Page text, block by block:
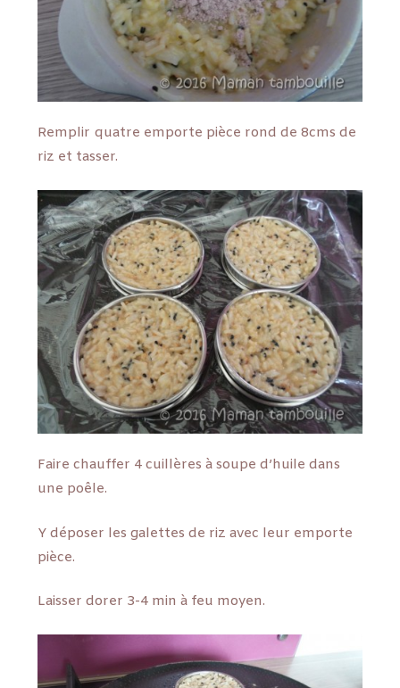
Remplir quatre emporte pièce rond de 8cms de
riz et tasser.
Faire chauffer 4 cuillères à soupe d’huile dans
une poêle.
Y déposer les galettes de riz avec leur emporte
pièce.
Laisser dorer 3-4 min à feu moyen.